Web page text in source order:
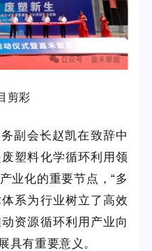
剪彩
副会长赵凯在致辞中
塑料化学循环利用领
业化的重要节点，“多
系为行业树立了高效
资源循环利用产业向
具有重要意义。